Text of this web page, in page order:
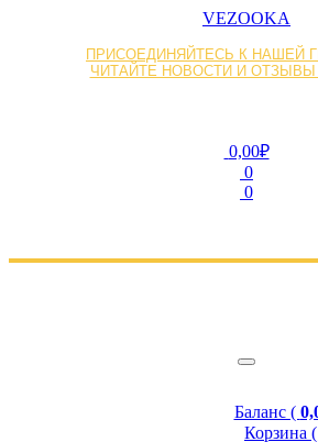
VEZOOKA
ПРИСОЕДИНЯЙТЕСЬ К НАШЕЙ
ЧИТАЙТЕ НОВОСТИ И
0,00₽
0
0
Баланс (
Корзина (